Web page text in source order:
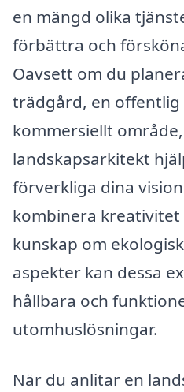
en mängd olika
förbättra och
Oavsett om du
trädgård, en
kommersiellt
landskapsarkitekt
förverkliga dina
kombinera kreativitet
kunskap om
aspekter kan dessa
hållbara och
utomhuslösningar.
När du anlitar en